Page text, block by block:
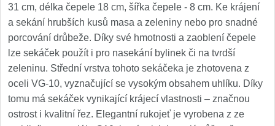
31 cm, délka čepele 18 cm, šířka čepele - 8 cm. Ke krájení
a sekání hrubších kusů masa a zeleniny nebo pro snadné
porcování drůbeže. Díky své hmotnosti a zaoblení čepele
lze sekáček použít i pro nasekání bylinek či na tvrdší
zeleninu. Střední vrstva tohoto sekáčeka je zhotovena z
oceli VG-10, vyznačující se vysokým obsahem uhlíku. Díky
tomu má sekáček vynikající krájecí vlastnosti – značnou
ostrost i kvalitní řez. Elegantní rukojeť je vyrobena z ze